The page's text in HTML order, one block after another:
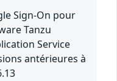
Sign-On pour
Tanzu
Service
antérieures à